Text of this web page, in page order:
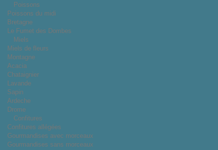
Poissons
Poissons du midi
Bretagne
Le Fumet des Dombes
Miels
Miels de fleurs
Montagne
Acacia
Chataignier
Lavande
Sapin
Ardeche
Drome
Confitures
Confitures allégées
Gourmandises avec morceaux
Gourmandises sans morceaux